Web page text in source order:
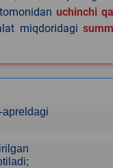
uchinchi
miqdoridagi
apreldagi
;